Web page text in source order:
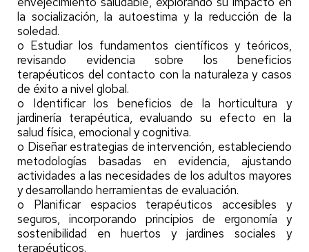
la socialización, la autoestima y la reducción de la
soledad.
o Estudiar los fundamentos científicos y teóricos,
revisando evidencia sobre los beneficios
terapéuticos del contacto con la naturaleza y casos
de éxito a nivel global.
o Identificar los beneficios de la horticultura y
jardinería terapéutica, evaluando su efecto en la
salud física, emocional y cognitiva.
o Diseñar estrategias de intervención, estableciendo
metodologías basadas en evidencia, ajustando
actividades a las necesidades de los adultos mayores
y desarrollando herramientas de evaluación.
o Planificar espacios terapéuticos accesibles y
seguros, incorporando principios de ergonomía y
sostenibilidad en huertos y jardines sociales y
terapéuticos.